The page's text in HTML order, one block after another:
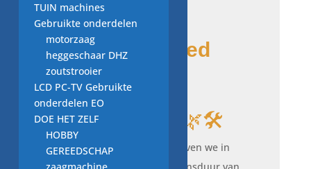
Mercedes-
kwaliteit gered
van de
verspilling!
🌿🛠️
Bij [Naam Kringloop] geloven we in
TUIN machines
Gebruikte onderdelen
motorzaag
heggeschaar DHZ
zoutstrooier
LCD PC-TV Gebruikte
onderdelen EO
DOE HET ZELF
HOBBY
GEREEDSCHAP